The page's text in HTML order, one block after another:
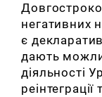
негативних
є
дають
діяльності